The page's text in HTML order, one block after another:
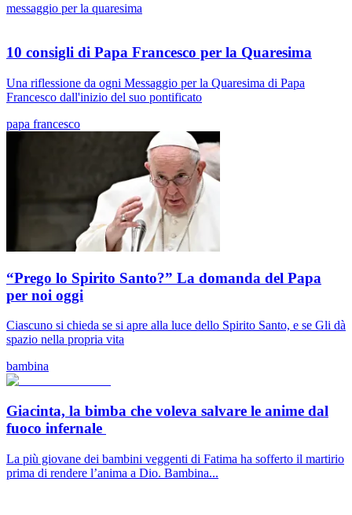
messaggio per la quaresima
10 consigli di Papa Francesco per la Quaresima
Una riflessione da ogni Messaggio per la Quaresima di Papa
Francesco dall'inizio del suo pontificato
papa francesco
“Prego lo Spirito Santo?” La domanda del Papa
per noi oggi
Ciascuno si chieda se si apre alla luce dello Spirito Santo, e se Gli dà
spazio nella propria vita
bambina
Giacinta, la bimba che voleva salvare le anime dal
fuoco infernale
La più giovane dei bambini veggenti di Fatima ha sofferto il martirio
prima di rendere l’anima a Dio. Bambina...